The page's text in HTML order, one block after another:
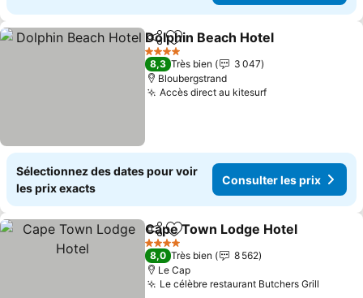
PartagerAjouter à mes favoris
Dolphin Beach Hotel
4 Étoiles
8,3 Très bien
3 047
Bloubergstrand
Accès direct au kitesurf
Sélectionnez des dates pour voir
les prix exacts
Consulter les prix
PartagerAjouter à mes favoris
Cape Town Lodge Hotel
4 Étoiles
8,0 Très bien
8 562
Le Cap
Le célèbre restaurant Butchers Grill